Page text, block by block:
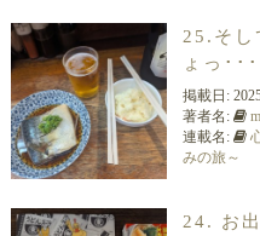
25.そ
ょっ･･･
掲載日:
著者名:
連載名:
みの旅～
24. お